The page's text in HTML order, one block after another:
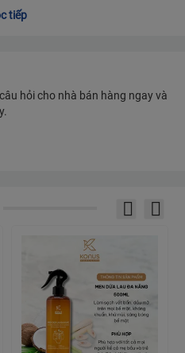
tiếp
hỏi cho nhà bán hàng ngay và